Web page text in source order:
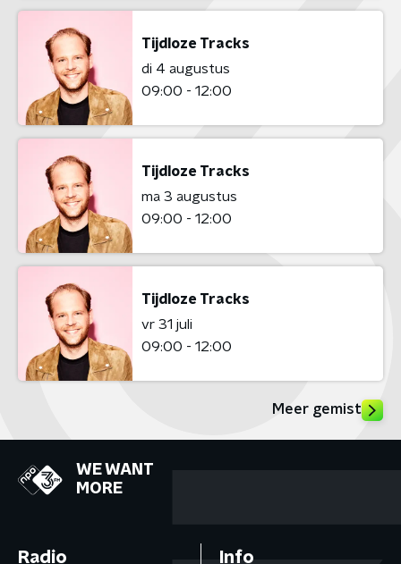
Tijdloze Tracks
di 4 augustus
09:00 - 12:00
Tijdloze Tracks
ma 3 augustus
09:00 - 12:00
Tijdloze Tracks
vr 31 juli
09:00 - 12:00
Meer gemist
WE WANT
MORE
Radio Info